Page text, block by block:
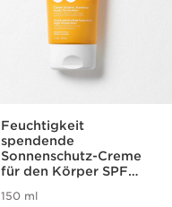
Feuchtigkeit
spendende
Sonnenschutz-Creme
für den Körper SPF
150 ml